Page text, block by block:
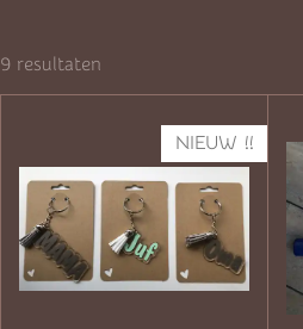
9 resultaten
NIEUW !!